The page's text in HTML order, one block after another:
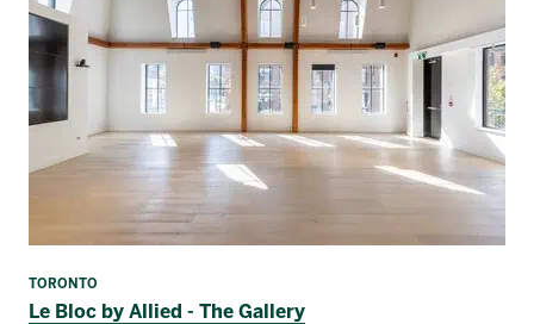
TORONTO
Le Bloc by Allied - The Gallery